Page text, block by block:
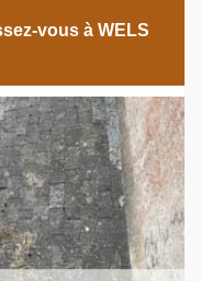
vous à WELS